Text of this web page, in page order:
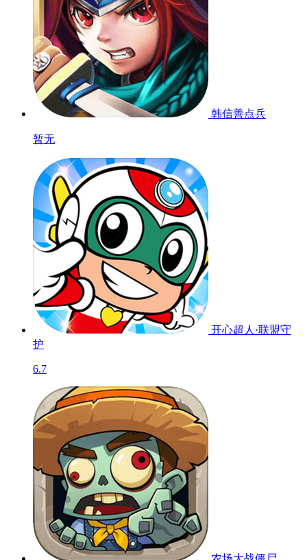
韩信善点兵
暂无
开心超人·联盟守
护
6.7